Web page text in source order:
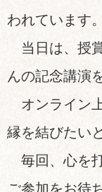
われています。
当日は、授
んの記念講演
オンライン
縁を結びたい
毎回、心を
ご参加をお待